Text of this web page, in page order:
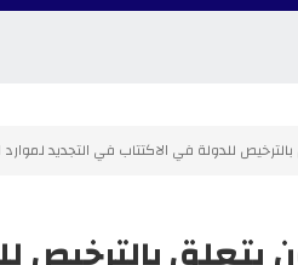
للدولة في الاكتتاب في التجديد لموارد